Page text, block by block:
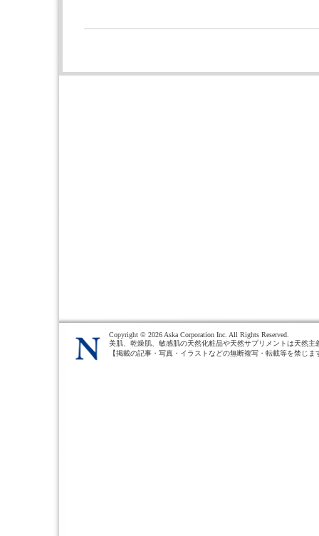
Copyright © 2026 Aska Corporation Inc. All Rights Reserved.
美肌、乾燥肌、敏感肌の天然化粧品や天然サプリメントは天然主
【掲載の記事・写真・イラストなどの無断複写・転載等を禁じま